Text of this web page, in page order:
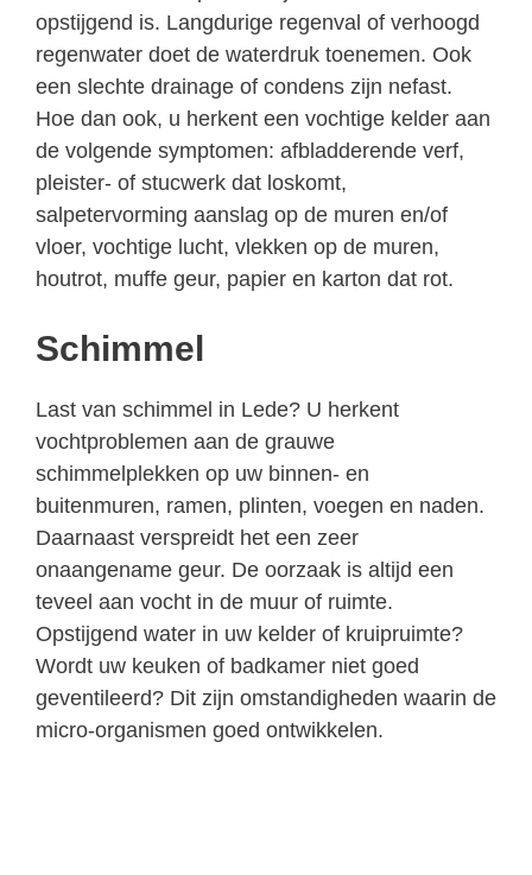
opstijgend is. Langdurige regenval of verhoogd
regenwater doet de waterdruk toenemen. Ook
een slechte drainage of condens zijn nefast.
Hoe dan ook, u herkent een vochtige kelder aan
de volgende symptomen: afbladderende verf,
pleister- of stucwerk dat loskomt,
salpetervorming aanslag op de muren en/of
vloer, vochtige lucht, vlekken op de muren,
houtrot, muffe geur, papier en karton dat rot.
Schimmel
Last van schimmel in Lede? U herkent
vochtproblemen aan de grauwe
schimmelplekken op uw binnen- en
buitenmuren, ramen, plinten, voegen en naden.
Daarnaast verspreidt het een zeer
onaangename geur. De oorzaak is altijd een
teveel aan vocht in de muur of ruimte.
Opstijgend water in uw kelder of kruipruimte?
Wordt uw keuken of badkamer niet goed
geventileerd? Dit zijn omstandigheden waarin de
micro-organismen goed ontwikkelen.